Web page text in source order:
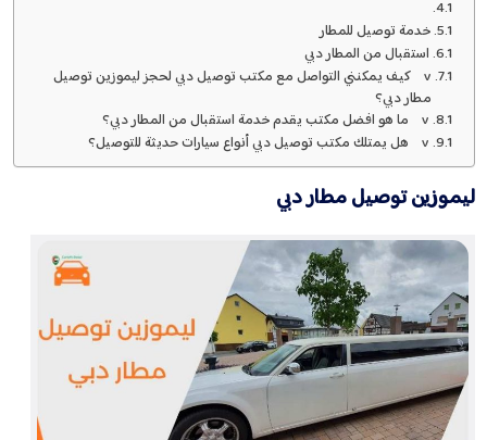
خدمة توصيل للمطار
استقبال من المطار دبي
v كيف يمكنني التواصل مع مكتب توصيل دبي لحجز ليموزين توصيل
مطار دبي؟
v ما هو افضل مكتب يقدم خدمة استقبال من المطار دبي؟
v هل يمتلك مكتب توصيل دبي أنواع سيارات حديثة للتوصيل؟
ليموزينتوصيلمطاردبي